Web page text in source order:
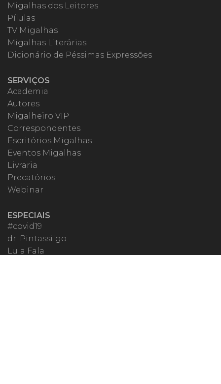
Migalhas dos Leitores
Pílulas
TV Migalhas
Migalhas Literárias
Dicionário de Péssimas Expressões
SERVIÇOS
Academia
Autores
Migalheiro VIP
Correspondentes
Escritórios Migalhas
Eventos Migalhas
Livraria
Precatórios
Webinar
ESPECIAIS
#covid19
dr. Pintassilgo
Lula Fala